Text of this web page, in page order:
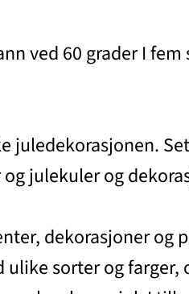
ved 60 grader I
juledekorasjonen.
julekuler og
dekorasjoner
sorter og